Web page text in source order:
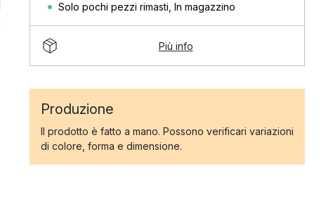
Solo pochi pezzi rimasti In magazzino
Più info
Produzione
Il prodotto è fatto a mano. Possono verificari variazioni
di colore, forma e dimensione.